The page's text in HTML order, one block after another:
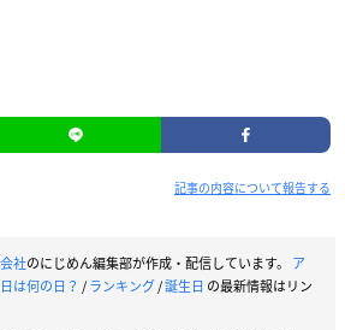
記事の内容について報告する
社のにじめん編集部が作成・配信しています。 ア
は何の日？ /ランキング/誕生日 の最新情報はリン